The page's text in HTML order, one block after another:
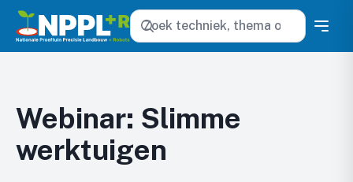
Zoeken
Webinar: Slimme
werktuigen